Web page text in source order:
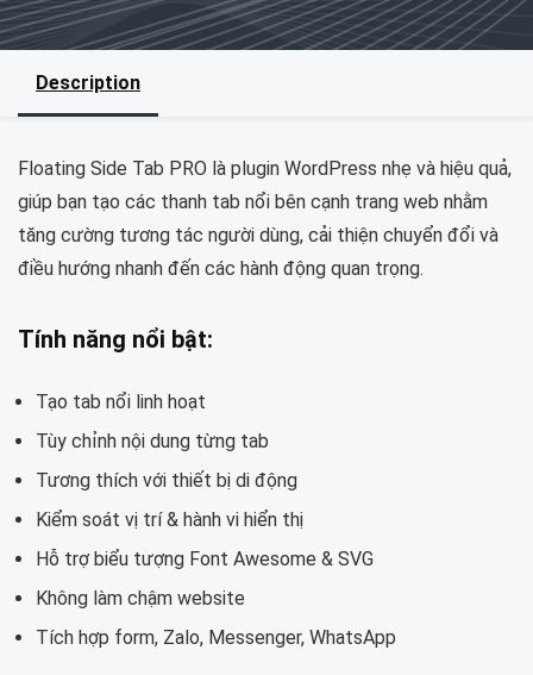
Description
Floating Side Tab PRO là plugin WordPress nhẹ và hiệu quả,
giúp bạn tạo các thanh tab nổi bên cạnh trang web nhằm
tăng cường tương tác người dùng, cải thiện chuyển đổi và
điều hướng nhanh đến các hành động quan trọng.
Tính năng nổi bật:
Tạo tab nổi linh hoạt
Tùy chỉnh nội dung từng tab
Tương thích với thiết bị di động
Kiểm soát vị trí & hành vi hiển thị
Hỗ trợ biểu tượng Font Awesome & SVG
Không làm chậm website
Tích hợp form, Zalo, Messenger, WhatsApp